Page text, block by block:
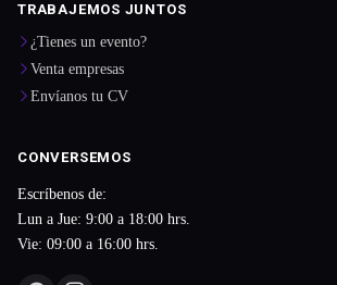
TRABAJEMOS JUNTOS
¿Tienes un evento?
Venta empresas
Envíanos tu CV
CONVERSEMOS
Escríbenos de:
Lun a Jue: 9:00 a 18:00 hrs.
Vie: 09:00 a 16:00 hrs.